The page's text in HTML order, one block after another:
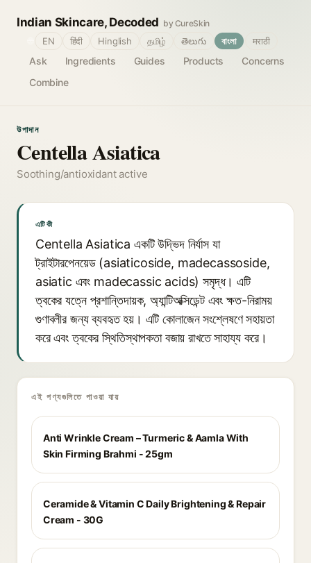
Indian Skincare, Decoded by CureSkin
Ask Ingredients Guides Products
Concerns
Combine
EN हिंदी Hinglish தமிழ் తెలుగు বাংলা मराठी
উপাদান
Centella Asiatica
Soothing/antioxidant active
এটি কী
Centella Asiatica একটি উদ্ভিদ নির্যাস যা
ট্রাইটারপেনয়েড (asiaticoside, madecassoside,
asiatic এবং madecassic acids) সমৃদ্ধ। এটি
ত্বকের যত্নে প্রশান্তিদায়ক, অ্যান্টিঅক্সিডেন্ট এবং ক্ষত-নিরাময়
গুণাবলীর জন্য ব্যবহৃত হয়। এটি কোলাজেন সংশ্লেষণে সহায়তা
করে এবং ত্বকের স্থিতিস্থাপকতা বজায় রাখতে সাহায্য করে।
এই পণ্যগুলিতে পাওয়া যায়
Anti Wrinkle Cream – Turmeric & Aamla With
Skin Firming Brahmi - 25gm
Ceramide & Vitamin C Daily Brightening & Repair
Cream - 30G